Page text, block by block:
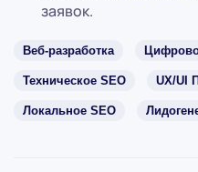
заявок.
Веб-разработка
Техническое SEO UX/UI
Локальное SEO